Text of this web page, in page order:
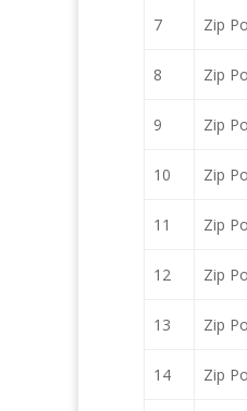
7 Zip
8 Zip
9 Zip
10 Zip
11 Zip
12 Zip
13 Zip
14 Zip